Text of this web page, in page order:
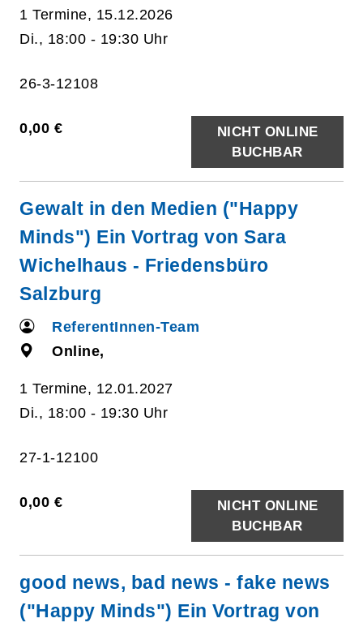
1 Termine, 15.12.2026
Di., 18:00 - 19:30 Uhr
26-3-12108
0,00 €
NICHT ONLINE
BUCHBAR
Gewalt in den Medien ("Happy
Minds") Ein Vortrag von Sara
Wichelhaus - Friedensbüro
Salzburg
ReferentInnen-Team
Online,
1 Termine, 12.01.2027
Di., 18:00 - 19:30 Uhr
27-1-12100
0,00 €
NICHT ONLINE
BUCHBAR
good news, bad news - fake news
("Happy Minds") Ein Vortrag von